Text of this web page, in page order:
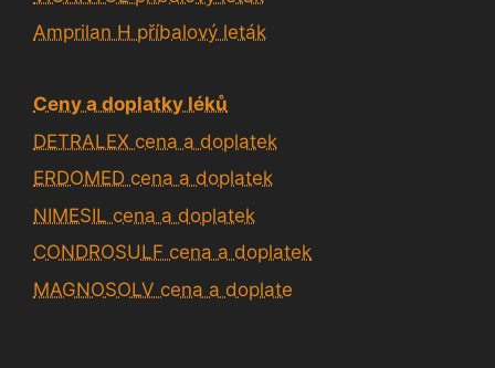
Amprilan H příbalový leták
Ceny a doplatky léků
DETRALEX cena a doplatek
ERDOMED cena a doplatek
NIMESIL cena a doplatek
CONDROSULF cena a doplatek
MAGNOSOLV cena a doplate